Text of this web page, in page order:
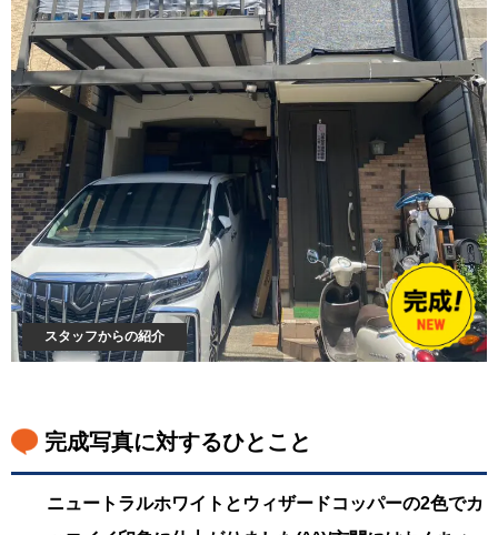
スタッフからの紹介
完成写真に対するひとこと
ニュートラルホワイトとウィザードコッパーの2色でカ